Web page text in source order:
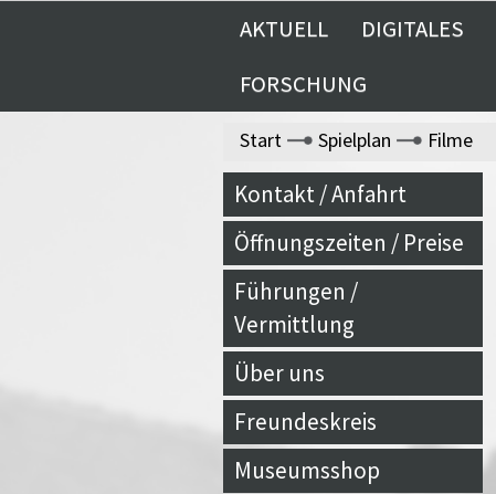
AKTUELL DIGITALES
FORSCHUNG
Start Spielplan Filme
Kontakt / Anfahrt
Öffnungszeiten / Preise
Führungen /
Vermittlung
Über uns
Freundeskreis
Museumsshop